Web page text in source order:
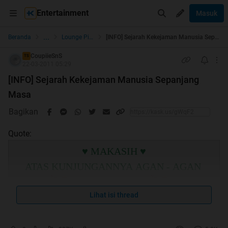
Entertainment Masuk
Beranda ... Lounge Pictures
TS
CoupiieSnS
[INFO] Sejarah Kekejaman Manusia Sepanjang
Masa
Bagikan
Quote:
♥ MAKASIH ♥
MY FIRST HT
Lihat isi thread